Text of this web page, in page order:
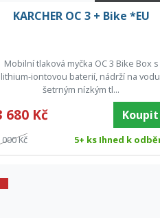
KARCHER OC 3 + Bike *EU
Mobilní tlaková myčka OC 3 Bike Box s
lithium-iontovou baterií, nádrží na
šetrným nízkým tl...
680 Kč Koupit
Kč 5+ ks Ihned k